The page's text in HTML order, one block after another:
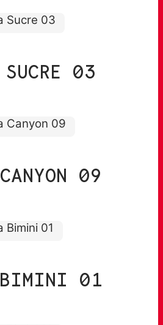
SUCRE 03
CANYON 09
BIMINI 01